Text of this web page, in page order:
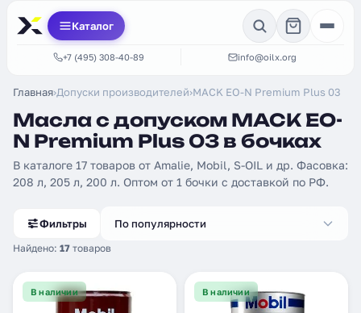
Каталог
+7 (495) 308-40-89 info@oilx.org
Главная›Допуски производителей›MACK EO-N Premium Plus 03
Масла с допуском MACK EO-
N Premium Plus 03 в бочках
В каталоге 17 товаров от Amalie, Mobil, S-OIL и др. Фасовка:
208 л, 205 л, 200 л. Оптом от 1 бочки с доставкой по РФ.
Фильтры
Найдено: 17 товаров
По популярности
В наличии В наличии